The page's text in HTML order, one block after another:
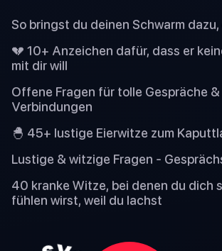
So bringst du deinen Schwarm
💔 10+ Anzeichen dafür, dass er
mit dir will
Offene Fragen für tolle Gespräche
Verbindungen
🐣 45+ lustige Eierwitze zum
Lustige & witzige Fragen -
40 kranke Witze, bei denen du dich
fühlen wirst, weil du lachst